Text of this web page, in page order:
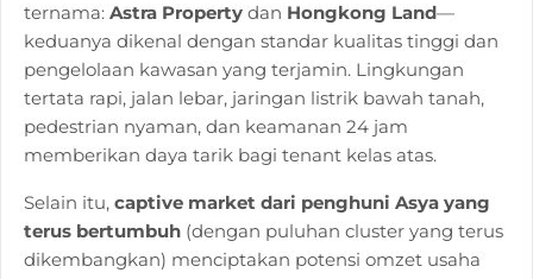
ternama:Astra Property dan Hongkong Land—
keduanya dikenal dengan standar kualitas tinggi dan
pengelolaan kawasan yang terjamin. Lingkungan
tertata rapi, jalan lebar, jaringan listrik bawah tanah,
pedestrian nyaman, dan keamanan 24 jam
memberikan daya tarik bagi tenant kelas atas.
Selain itu,captive market dari penghuni Asya yang
terus bertumbuh (dengan puluhan cluster yang terus
dikembangkan) menciptakan potensi omzet usaha